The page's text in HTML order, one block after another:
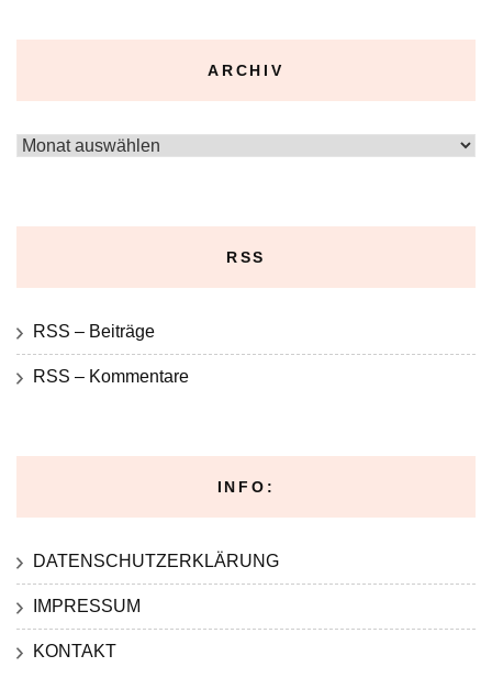
ARCHIV
Archiv
RSS
RSS – Beiträge
RSS – Kommentare
INFO:
DATENSCHUTZERKLÄRUNG
IMPRESSUM
KONTAKT